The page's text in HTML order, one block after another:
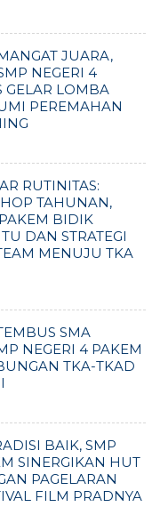
JUARA,
NEGERI 4
GELAR LOMBA
PEREMAHAN
RUTINITAS:
TAHUNAN,
BIDIK
DAN STRATEGI
MENUJU TKA
SMA
NEGERI 4 PAKEM
TKA-TKAD
BAIK, SMP
SINERGIKAN HUT
PAGELARAN
FILM PRADNYA